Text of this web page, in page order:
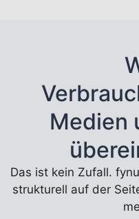
Medien
Das ist kein Zufall.
strukturell auf der